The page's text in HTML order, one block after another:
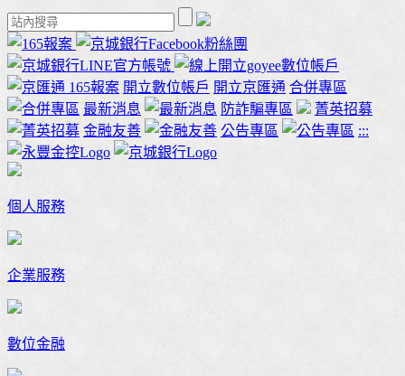
165報案 開立數位帳戶 開立京匯通 合併專區
最新消息
防詐騙專區
菁英招募
金融友善
公告專區 :::
個人服務
企業服務
數位金融